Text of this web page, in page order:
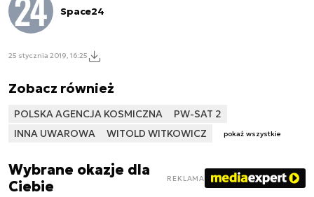
Space24
25 stycznia 2019, 16:25
Zobacz również
POLSKA AGENCJA KOSMICZNA
PW-SAT 2
INNA UWAROWA
WITOLD WITKOWICZ pokaż wszystkie
Wybrane okazje dla
Ciebie
REKLAMA